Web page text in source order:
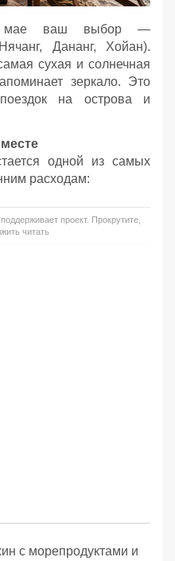
ваш выбор —
Дананг, Хойан).
сухая и солнечная
зеркало. Это
на острова и
одной из самых
расходам:
проект. Прокрутите,
читать
с морепродуктами и